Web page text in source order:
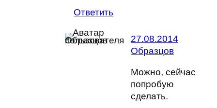
Ответить
27.08.2014
Образцов
Можно, сейчас
попробую
сделать.